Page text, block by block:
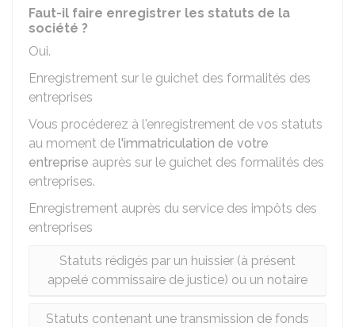
Faut-il faire enregistrer les statuts de la
société ?
Oui.
Enregistrement sur le guichet des formalités des
entreprises
Vous procéderez à l'enregistrement de vos statuts
au moment de l'immatriculation de votre
entreprise auprès sur le guichet des formalités des
entreprises.
Enregistrement auprès du service des impôts des
entreprises
Statuts rédigés par un huissier (à présent
appelé commissaire de justice) ou un notaire
Statuts contenant une transmission de fonds